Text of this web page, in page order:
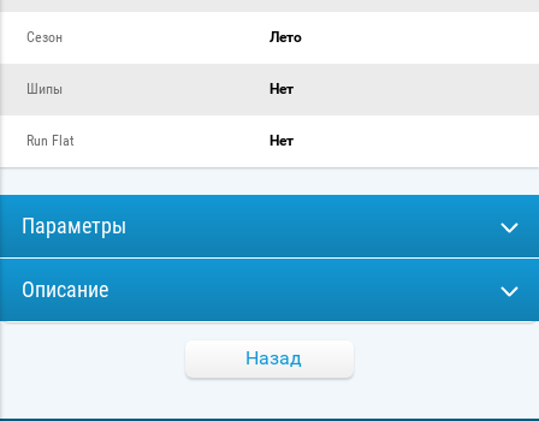
Сезон Лето
Шипы Нет
Run Flat Нет
Параметры
Описание
Назад